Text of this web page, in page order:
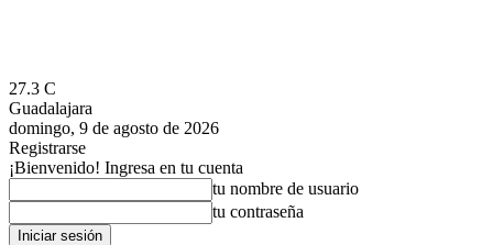
27.3 C
Guadalajara
domingo, 9 de agosto de 2026
Registrarse
¡Bienvenido! Ingresa en tu cuenta
tu nombre de usuario
tu contraseña